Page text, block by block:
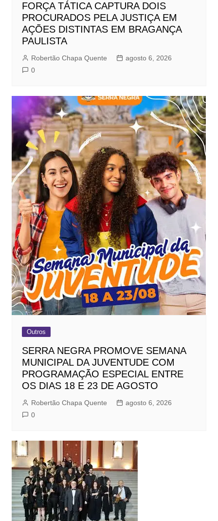
FORÇA TÁTICA CAPTURA DOIS
PROCURADOS PELA JUSTIÇA EM
AÇÕES DISTINTAS EM BRAGANÇA
PAULISTA
Robertão Chapa Quente
agosto 6, 2026
0
Outros
SERRA NEGRA PROMOVE SEMANA
MUNICIPAL DA JUVENTUDE COM
PROGRAMAÇÃO ESPECIAL ENTRE
OS DIAS 18 E 23 DE AGOSTO
Robertão Chapa Quente
agosto 6, 2026
0